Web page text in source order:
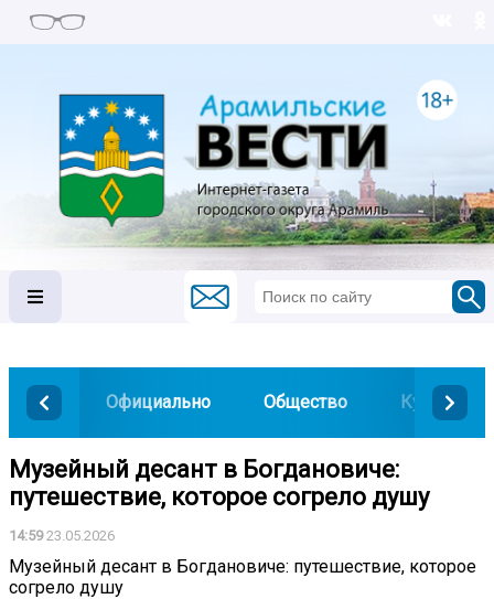
Официально Общество Культура
Музейный десант в Богдановиче:
путешествие, которое согрело душу️
14:5923.05.2026
Музейный десант в Богдановиче: путешествие, которое
согрело душу️